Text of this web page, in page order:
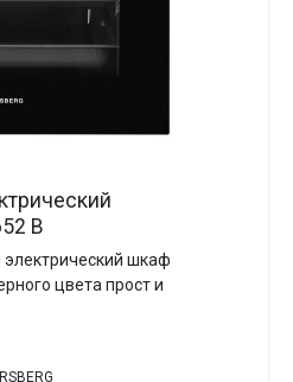
B
шкаф
цвета прост и